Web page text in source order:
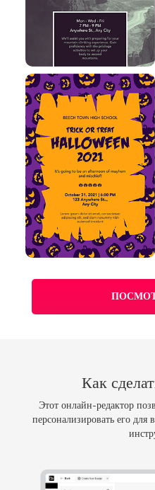
Как
Этот онлайн-редактор
персонализировать его для